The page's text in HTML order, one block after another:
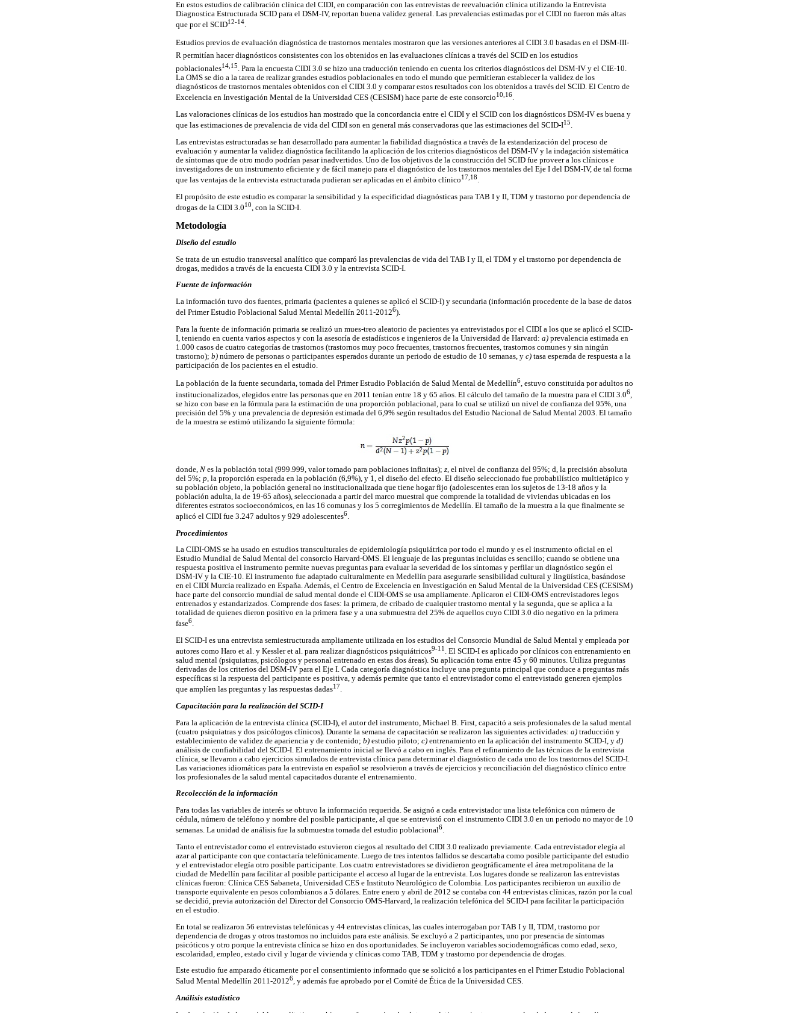
En estos estudios de calibración clínica del CIDI, en comparación con las entrevistas de reevaluación clínica utilizando la Entrevista
Diagnostica Estructurada SCID para el DSM-IV, reportan buena validez general. Las prevalencias estimadas por el CIDI no fueron más altas
que por el SCID12-14.
Estudios previos de evaluación diagnóstica de trastornos mentales mostraron que las versiones anteriores al CIDI 3.0 basadas en el DSM-III-
R permitían hacer diagnósticos consistentes con los obtenidos en las evaluaciones clínicas a través del SCID en los estudios
poblacionales14,15. Para la encuesta CIDI 3.0 se hizo una traducción teniendo en cuenta los criterios diagnósticos del DSM-IV y el CIE-10.
La OMS se dio a la tarea de realizar grandes estudios poblacionales en todo el mundo que permitieran establecer la validez de los
diagnósticos de trastornos mentales obtenidos con el CIDI 3.0 y comparar estos resultados con los obtenidos a través del SCID. El Centro de
Excelencia en Investigación Mental de la Universidad CES (CESISM) hace parte de este consorcio10,16.
Las valoraciones clínicas de los estudios han mostrado que la concordancia entre el CIDI y el SCID con los diagnósticos DSM-IV es buena y
que las estimaciones de prevalencia de vida del CIDI son en general más conservadoras que las estimaciones del SCID-I15.
Las entrevistas estructuradas se han desarrollado para aumentar la fiabilidad diagnóstica a través de la estandarización del proceso de
evaluación y aumentar la validez diagnóstica facilitando la aplicación de los criterios diagnósticos del DSM-IV y la indagación sistemática
de síntomas que de otro modo podrían pasar inadvertidos. Uno de los objetivos de la construcción del SCID fue proveer a los clínicos e
investigadores de un instrumento eficiente y de fácil manejo para el diagnóstico de los trastornos mentales del Eje I del DSM-IV, de tal forma
que las ventajas de la entrevista estructurada pudieran ser aplicadas en el ámbito clínico17,18.
El propósito de este estudio es comparar la sensibilidad y la especificidad diagnósticas para TAB I y II, TDM y trastorno por dependencia de
drogas de la CIDI 3.010, con la SCID-I.
Metodología
Diseño del estudio
Se trata de un estudio transversal analítico que comparó las prevalencias de vida del TAB I y II, el TDM y el trastorno por dependencia de
drogas, medidos a través de la encuesta CIDI 3.0 y la entrevista SCID-I.
Fuente de información
La información tuvo dos fuentes, primaria (pacientes a quienes se aplicó el SCID-I) y secundaria (información procedente de la base de datos
del Primer Estudio Poblacional Salud Mental Medellín 2011-20126).
Para la fuente de información primaria se realizó un mues-treo aleatorio de pacientes ya entrevistados por el CIDI a los que se aplicó el SCID-
I, teniendo en cuenta varios aspectos y con la asesoría de estadísticos e ingenieros de la Universidad de Harvard: a) prevalencia estimada en
1.000 casos de cuatro categorías de trastornos (trastornos muy poco frecuentes, trastornos frecuentes, trastornos comunes y sin ningún
trastorno); b) número de personas o participantes esperados durante un periodo de estudio de 10 semanas, y c) tasa esperada de respuesta a la
participación de los pacientes en el estudio.
La población de la fuente secundaria, tomada del Primer Estudio Población de Salud Mental de Medellín6, estuvo constituida por adultos no
institucionalizados, elegidos entre las personas que en 2011 tenían entre 18 y 65 años. El cálculo del tamaño de la muestra para el CIDI 3.06
se hizo con base en la fórmula para la estimación de una proporción poblacional, para lo cual se utilizó un nivel de confianza del 95%, una
precisión del 5% y una prevalencia de depresión estimada del 6,9% según resultados del Estudio Nacional de Salud Mental 2003. El tamaño
de la muestra se estimó utilizando la siguiente fórmula:
donde, N es la población total (999.999, valor tomado para poblaciones infinitas); z, el nivel de confianza del 95%; d, la precisión absoluta
del 5%; p, la proporción esperada en la población (6,9%), y 1, el diseño del efecto. El diseño seleccionado fue probabilístico multietápico y
su población objeto, la población general no institucionalizada que tiene hogar fijo (adolescentes eran los sujetos de 13-18 años y la
población adulta, la de 19-65 años), seleccionada a partir del marco muestral que comprende la totalidad de viviendas ubicadas en los
diferentes estratos socioeconómicos, en las 16 comunas y los 5 corregimientos de Medellín. El tamaño de la muestra a la que finalmente se
aplicó el CIDI fue 3.247 adultos y 929 adolescentes6.
Procedimientos
La CIDI-OMS se ha usado en estudios transculturales de epidemiología psiquiátrica por todo el mundo y es el instrumento oficial en el
Estudio Mundial de Salud Mental del consorcio Harvard-OMS. El lenguaje de las preguntas incluidas es sencillo; cuando se obtiene una
respuesta positiva el instrumento permite nuevas preguntas para evaluar la severidad de los síntomas y perfilar un diagnóstico según el
DSM-IV y la CIE-10. El instrumento fue adaptado culturalmente en Medellín para asegurarle sensibilidad cultural y lingüística, basándose
en el CIDI Murcia realizado en España. Además, el Centro de Excelencia en Investigación en Salud Mental de la Universidad CES (CESISM)
hace parte del consorcio mundial de salud mental donde el CIDI-OMS se usa ampliamente. Aplicaron el CIDI-OMS entrevistadores legos
entrenados y estandarizados. Comprende dos fases: la primera, de cribado de cualquier trastorno mental y la segunda, que se aplica a la
totalidad de quienes dieron positivo en la primera fase y a una submuestra del 25% de aquellos cuyo CIDI 3.0 dio negativo en la primera
fase6.
El SCID-I es una entrevista semiestructurada ampliamente utilizada en los estudios del Consorcio Mundial de Salud Mental y empleada por
autores como Haro et al. y Kessler et al. para realizar diagnósticos psiquiátricos9-11. El SCID-I es aplicado por clínicos con entrenamiento en
salud mental (psiquiatras, psicólogos y personal entrenado en estas dos áreas). Su aplicación toma entre 45 y 60 minutos. Utiliza preguntas
derivadas de los criterios del DSM-IV para el Eje I. Cada categoría diagnóstica incluye una pregunta principal que conduce a preguntas más
específicas si la respuesta del participante es positiva, y además permite que tanto el entrevistador como el entrevistado generen ejemplos
que amplíen las preguntas y las respuestas dadas17.
Capacitación para la realización del SCID-I
Para la aplicación de la entrevista clínica (SCID-I), el autor del instrumento, Michael B. First, capacitó a seis profesionales de la salud mental
(cuatro psiquiatras y dos psicólogos clínicos). Durante la semana de capacitación se realizaron las siguientes actividades: a) traducción y
establecimiento de validez de apariencia y de contenido; b) estudio piloto; c) entrenamiento en la aplicación del instrumento SCID-I, y d)
análisis de confiabilidad del SCID-I. El entrenamiento inicial se llevó a cabo en inglés. Para el refinamiento de las técnicas de la entrevista
clínica, se llevaron a cabo ejercicios simulados de entrevista clínica para determinar el diagnóstico de cada uno de los trastornos del SCID-I.
Las variaciones idiomáticas para la entrevista en español se resolvieron a través de ejercicios y reconciliación del diagnóstico clínico entre
los profesionales de la salud mental capacitados durante el entrenamiento.
Recolección de la información
Para todas las variables de interés se obtuvo la información requerida. Se asignó a cada entrevistador una lista telefónica con número de
cédula, número de teléfono y nombre del posible participante, al que se entrevistó con el instrumento CIDI 3.0 en un periodo no mayor de 10
semanas. La unidad de análisis fue la submuestra tomada del estudio poblacional6.
Tanto el entrevistador como el entrevistado estuvieron ciegos al resultado del CIDI 3.0 realizado previamente. Cada entrevistador elegía al
azar al participante con que contactaría telefónicamente. Luego de tres intentos fallidos se descartaba como posible participante del estudio
y el entrevistador elegía otro posible participante. Los cuatro entrevistadores se dividieron geográficamente el área metropolitana de la
ciudad de Medellín para facilitar al posible participante el acceso al lugar de la entrevista. Los lugares donde se realizaron las entrevistas
clínicas fueron: Clínica CES Sabaneta, Universidad CES e Instituto Neurológico de Colombia. Los participantes recibieron un auxilio de
transporte equivalente en pesos colombianos a 5 dólares. Entre enero y abril de 2012 se contaba con 44 entrevistas clínicas, razón por la cual
se decidió, previa autorización del Director del Consorcio OMS-Harvard, la realización telefónica del SCID-I para facilitar la participación
en el estudio.
En total se realizaron 56 entrevistas telefónicas y 44 entrevistas clínicas, las cuales interrogaban por TAB I y II, TDM, trastorno por
dependencia de drogas y otros trastornos no incluidos para este análisis. Se excluyó a 2 participantes, uno por presencia de síntomas
psicóticos y otro porque la entrevista clínica se hizo en dos oportunidades. Se incluyeron variables sociodemográficas como edad, sexo,
escolaridad, empleo, estado civil y lugar de vivienda y clínicas como TAB, TDM y trastorno por dependencia de drogas.
Este estudio fue amparado éticamente por el consentimiento informado que se solicitó a los participantes en el Primer Estudio Poblacional
Salud Mental Medellín 2011-20126, y además fue aprobado por el Comité de Ética de la Universidad CES.
Análisis estadístico